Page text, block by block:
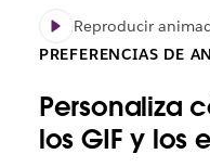
Reproducir
PREFERENCIAS DE
Personaliza
los GIF y los